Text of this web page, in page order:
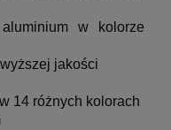
w kolorze
jakości
14 różnych kolorach